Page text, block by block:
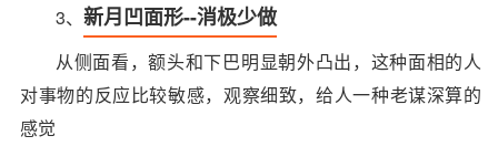
3、 新月凹面形--消极少做
从侧面看，额头和下巴明显朝外凸出，这种面相的人
对事物的反应比较敏感，观察细致，给人一种老谋深算的
感觉